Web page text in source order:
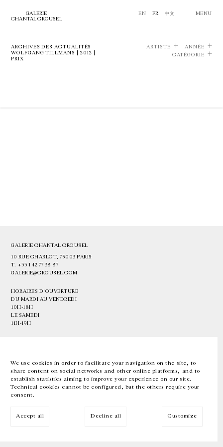
We use cookies in order to facilitate your navigation on the site, to
share content on social networks and other online platforms, and to
establish statistics aiming to improve your experience on our site.
Technical cookies cannot be configured, but the others require your
consent.
Accept all Decline all Customize
GALERIE
CHANTAL CROUSEL
EN FR 中文 MENU
ARCHIVES DES ACTUALITÉS
WOLFGANG TILLMANS | 2012 |
PRIX
ARTISTE
ANNÉE
CATÉGORIE
GALERIE CHANTAL CROUSEL
10 RUE CHARLOT, 75003 PARIS
T. +33 1 42 77 38 87
GALERIE@CROUSEL.COM
HORAIRES D'OUVERTURE
DU MARDI AU VENDREDI
10H-18H
LE SAMEDI
11H-19H
EN FR 中文 Facebook Instagram
Inscrivez-vous à notre newsletter